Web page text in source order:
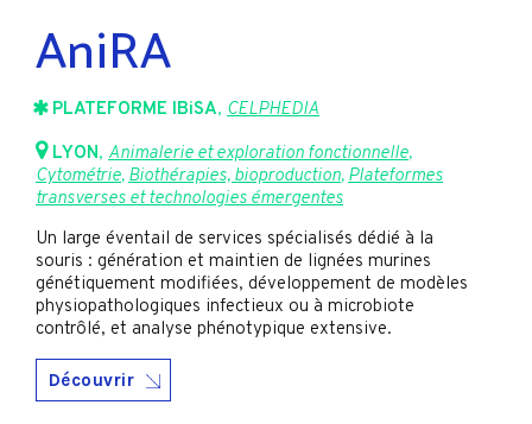
AniRA
PLATEFORME IBiSA, CELPHEDIA
LYON, Animalerie et exploration fonctionnelle,
Cytométrie, Biothérapies, bioproduction, Plateformes
transverses et technologies émergentes
Un large éventail de services spécialisés dédié à la
souris : génération et maintien de lignées murines
génétiquement modifiées, développement de modèles
physiopathologiques infectieux ou à microbiote
contrôlé, et analyse phénotypique extensive.
Découvrir